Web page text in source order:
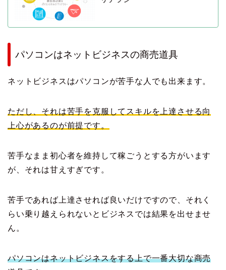
パソコンはネットビジネスの商売道具
ネットビジネスはパソコンが苦手な人でも出来ます。
ただし、それは苦手を克服してスキルを上達させる向
上心があるのが前提です。
苦手なまま初心者を維持して稼ごうとする方がいます
が、それは甘えすぎです。
苦手であれば上達させれば良いだけですので、それく
らい乗り越えられないとビジネスでは結果を出せませ
ん。
パソコンはネットビジネスをする上で一番大切な商売